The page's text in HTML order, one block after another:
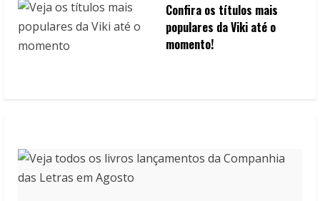
Confira os títulos mais
populares da Viki até o
momento!